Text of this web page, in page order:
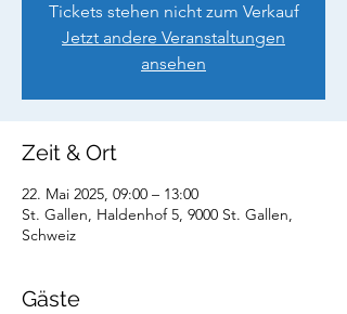
Tickets stehen nicht zum Verkauf
Jetzt andere Veranstaltungen
ansehen
Zeit & Ort
22. Mai 2025, 09:00 – 13:00
St. Gallen, Haldenhof 5, 9000 St. Gallen,
Schweiz
Gäste